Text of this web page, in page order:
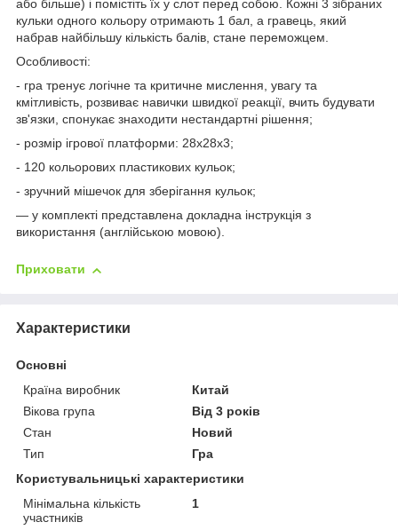
або більше) і помістіть їх у слот перед собою. Кожні 3 зібраних
кульки одного кольору отримають 1 бал, а гравець, який
набрав найбільшу кількість балів, стане переможцем.
Особливості:
- гра тренує логічне та критичне мислення, увагу та
кмітливість, розвиває навички швидкої реакції, вчить будувати
зв'язки, спонукає знаходити нестандартні рішення;
- розмір ігрової платформи: 28х28х3;
- 120 кольорових пластикових кульок;
- зручний мішечок для зберігання кульок;
— у комплекті представлена докладна інструкція з
використання (англійською мовою).
Приховати
Характеристики
Основні
Країна виробник
Китай
Вікова група
Від 3 років
Стан
Новий
Тип
Гра
Користувальницькі характеристики
Мінімальна кількість
участників
1